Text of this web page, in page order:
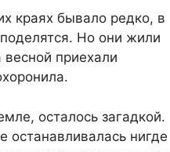
краях бывало редко, в
Но они жили
приехали
осталось загадкой.
нигде